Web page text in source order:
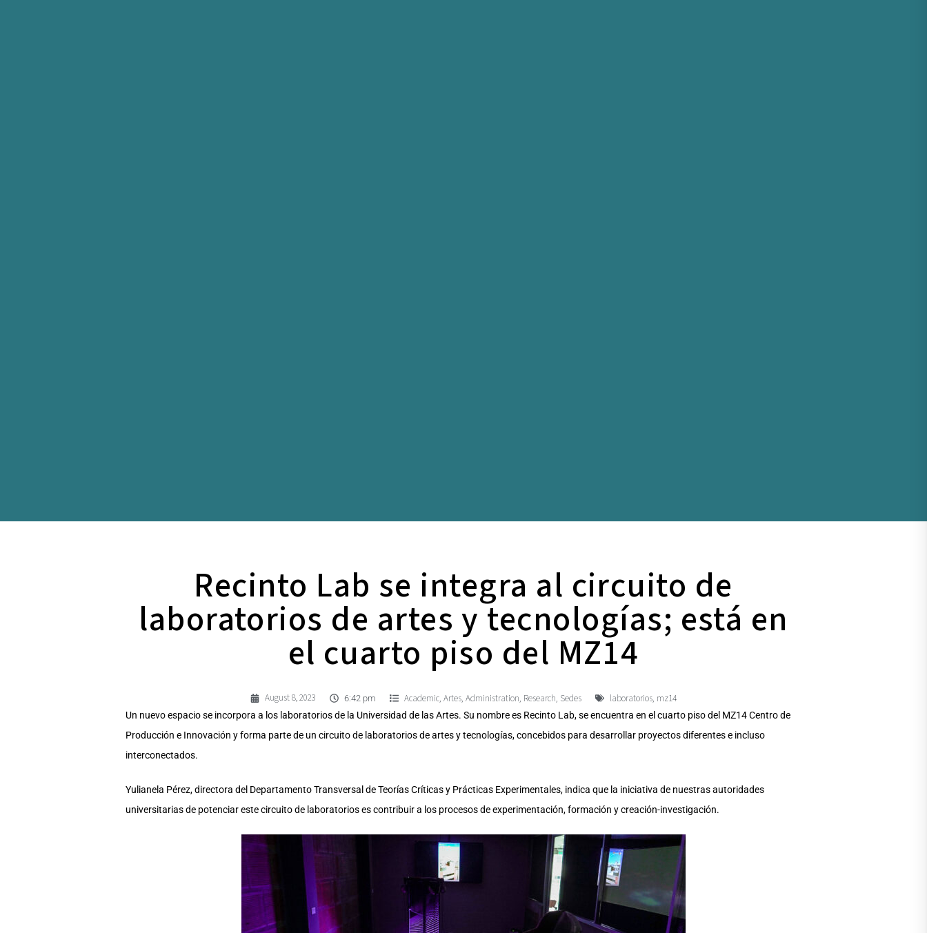
Recinto Lab se integra al circuito de
laboratorios de artes y tecnologías; está en
el cuarto piso del MZ14
August 8, 2023 6:42 pm Academic Artes Administration Research Sedes laboratorios mz14
Un nuevo espacio se incorpora a los laboratorios de la Universidad de las Artes. Su nombre es Recinto Lab, se encuentra en el cuarto piso del MZ14 Centro de
Producción e Innovación y forma parte de un circuito de laboratorios de artes y tecnologías, concebidos para desarrollar proyectos diferentes e incluso
interconectados.
Yulianela Pérez, directora del Departamento Transversal de Teorías Críticas y Prácticas Experimentales, indica que la iniciativa de nuestras autoridades
universitarias de potenciar este circuito de laboratorios es contribuir a los procesos de experimentación, formación y creación-investigación.